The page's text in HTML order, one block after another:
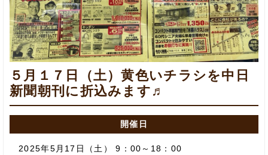
５月１７日（土）黄色いチラシを中日
新聞朝刊に折込みます♬
開催日
2025年5月17日（土） 9：00～18：00